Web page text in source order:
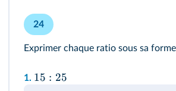
24
Exprimer chaque ratio sous sa
1. 15 : 25